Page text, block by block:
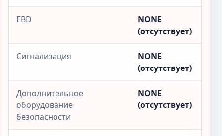
EBD
NONE
(отсутствует)
Сигнализация
NONE
(отсутствует)
Дополнительное
оборудование
безопасности
NONE
(отсутствует)